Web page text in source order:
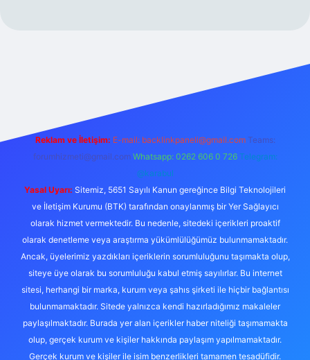
Reklam ve İletişim: E-mail: backlinkpaneli@gmail.com Teams:
forumhizmeti@gmail.com Whatsapp: 0262 606 0 726 Telegram:
@karabul
Yasal Uyarı: Sitemiz, 5651 Sayılı Kanun gereğince Bilgi Teknolojileri
ve İletişim Kurumu (BTK) tarafından onaylanmış bir Yer Sağlayıcı
olarak hizmet vermektedir. Bu nedenle, sitedeki içerikleri proaktif
olarak denetleme veya araştırma yükümlülüğümüz bulunmamaktadır.
Ancak, üyelerimiz yazdıkları içeriklerin sorumluluğunu taşımakta olup,
siteye üye olarak bu sorumluluğu kabul etmiş sayılırlar. Bu internet
sitesi, herhangi bir marka, kurum veya şahıs şirketi ile hiçbir bağlantısı
bulunmamaktadır. Sitede yalnızca kendi hazırladığımız makaleler
paylaşılmaktadır. Burada yer alan içerikler haber niteliği taşımamakta
olup, gerçek kurum ve kişiler hakkında paylaşım yapılmamaktadır.
Gerçek kurum ve kişiler ile isim benzerlikleri tamamen tesadüfidir.